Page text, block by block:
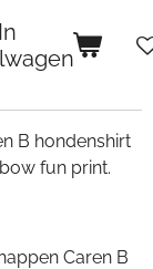
In
B hondenshirt
fun print.
Caren B